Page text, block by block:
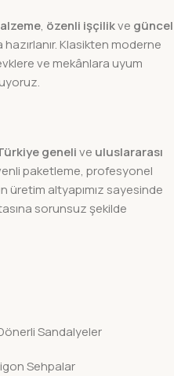
, özenli işçilikve güncel
Klasikten moderne
ve mekânlara uyum
genelive uluslararası
paketleme, profesyonel
üretim altyapımız sayesinde
sorunsuz şekilde
Sandalyeler
Sehpalar